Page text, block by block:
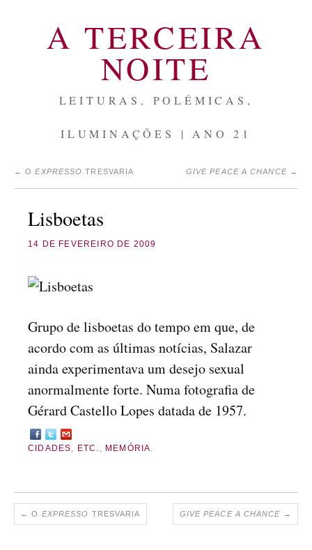
A TERCEIRA
NOITE
LEITURAS, POLÉMICAS,
ILUMINAÇÕES | ANO 21
← OEXPRESSO TRESVARIA GIVE PEACE A CHANCE →
Lisboetas
14 DE FEVEREIRO DE 2009
Grupo de lisboetas do tempo em que, de
acordo com as últimas notícias, Salazar
ainda experimentava um desejo sexual
anormalmente forte. Numa fotografia de
Gérard Castello Lopes datada de 1957.
CIDADES, ETC. , MEMÓRIA.
← O EXPRESSO TRESVARIA GIVE PEACE A CHANCE →